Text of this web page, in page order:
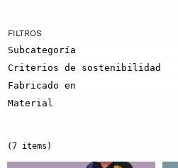
Subcategoría
Criterios de sostenibilidad
Fabricado en
Material
(7 items)